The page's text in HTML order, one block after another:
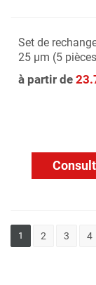
Set de
25 µm (5
à partir de
1 2 3 4